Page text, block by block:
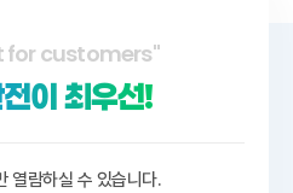
for customers"
이 최우선!
열람하실 수 있습니다.